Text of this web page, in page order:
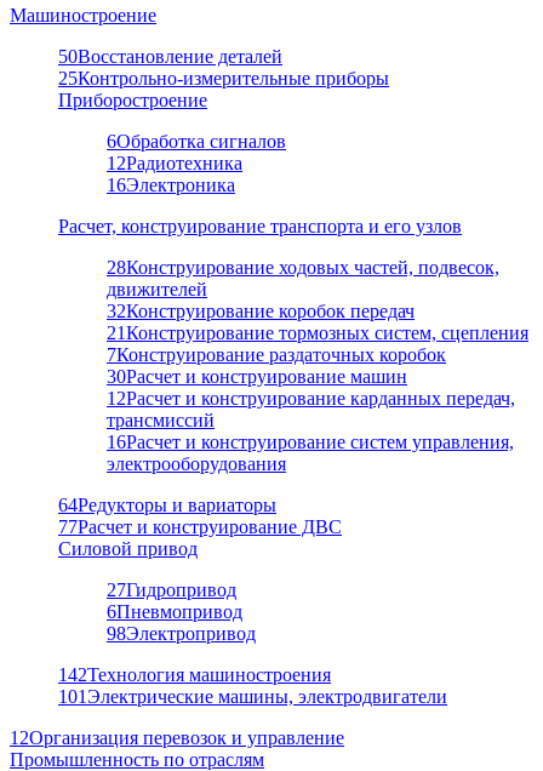
Машиностроение
50Восстановление деталей
25Контрольно-измерительные приборы
Приборостроение
6Обработка сигналов
12Радиотехника
16Электроника
Расчет, конструирование транспорта и его узлов
28Конструирование ходовых частей, подвесок,
движителей
32Конструирование коробок передач
21Конструирование тормозных систем, сцепления
7Конструирование раздаточных коробок
30Расчет и конструирование машин
12Расчет и конструирование карданных передач,
трансмиссий
16Расчет и конструирование систем управления,
электрооборудования
64Редукторы и вариаторы
77Расчет и конструирование ДВС
Силовой привод
27Гидропривод
6Пневмопривод
98Электропривод
142Технология машиностроения
101Электрические машины, электродвигатели
12Организация перевозок и управление
Промышленность по отраслям